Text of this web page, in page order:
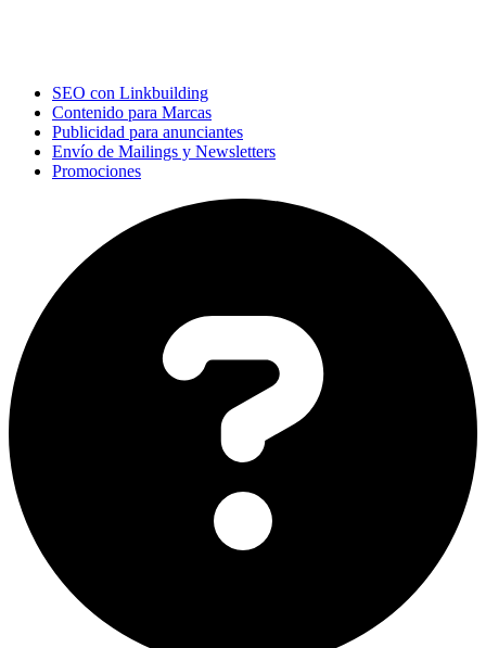
SEO con Linkbuilding
Contenido para Marcas
Publicidad para anunciantes
Envío de Mailings y Newsletters
Promociones